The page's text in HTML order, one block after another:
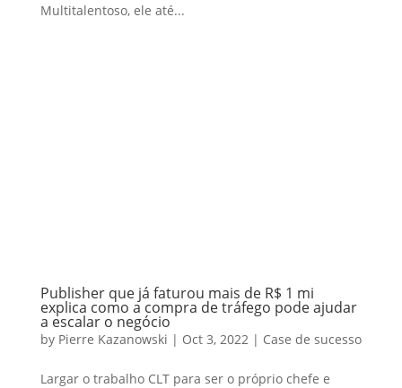
Multitalentoso, ele até...
Publisher que já faturou mais de R$ 1 mi
explica como a compra de tráfego pode ajudar
a escalar o negócio
by Pierre Kazanowski | Oct 3, 2022| Case de sucesso
Largar o trabalho CLT para ser o próprio chefe e